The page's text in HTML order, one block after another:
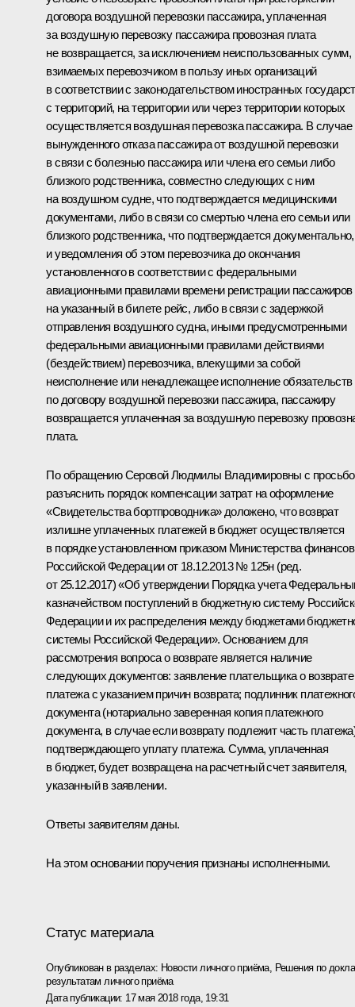
договора воздушной перевозки пассажира, уплаченная
за воздушную перевозку пассажира провозная плата
не возвращается, за исключением неиспользованных сумм,
взимаемых перевозчиком в пользу иных организаций
в соответствии с законодательством иностранных
с территорий, на территории или через территории которых
осуществляется воздушная перевозка пассажира. В случае
вынужденного отказа пассажира от воздушной перевозки
в связи с болезнью пассажира или члена его семьи либо
близкого родственника, совместно следующих с ним
на воздушном судне, что подтверждается медицинскими
документами, либо в связи со смертью члена его семьи или
близкого родственника, что подтверждается документально,
и уведомления об этом перевозчика до окончания
установленного в соответствии с федеральными
авиационными правилами времени регистрации пассажиров
на указанный в билете рейс, либо в связи с задержкой
отправления воздушного судна, иными предусмотренными
федеральными авиационными правилами действиями
(бездействием) перевозчика, влекущими за собой
неисполнение или ненадлежащее исполнение обязательств
по договору воздушной перевозки пассажира, пассажиру
возвращается уплаченная за воздушную перевозку
плата.
По обращению Серовой Людмилы Владимировны с
разъяснить порядок компенсации затрат на оформление
«Свидетельства бортпроводника» доложено, что возврат
излишне уплаченных платежей в бюджет осуществляется
в порядке установленном приказом Министерства финансов
Российской Федерации от 18.12.2013 № 125н (ред.
от 25.12.2017) «Об утверждении Порядка учета
казначейством поступлений в бюджетную систему
Федерации и их распределения между бюджетами
системы Российской Федерации». Основанием для
рассмотрения вопроса о возврате является наличие
следующих документов: заявление плательщика о возврате
платежа с указанием причин возврата; подлинник
документа (нотариально заверенная копия платежного
документа, в случае если возврату подлежит часть
подтверждающего уплату платежа. Сумма, уплаченная
в бюджет, будет возвращена на расчетный счет заявителя,
указанный в заявлении.
Ответы заявителям даны.
На этом основании поручения признаны исполненными.
Статус материала
Опубликован в разделах: Новости личного приёма, Решения по
результатам личного приёма
Дата публикации: 17 мая 2018 года, 19:31